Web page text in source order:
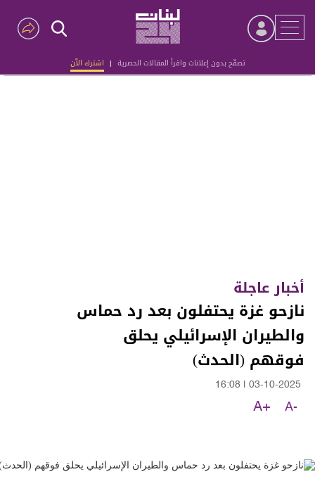
تصفّح بدون إعلانات واقرأ المقالات الحصرية | اشترك الآن
Advertisement
أخبار عاجلة
نازحو غزة يحتفلون بعد رد حماس
والطيران الإسرائيلي يحلق
فوقهم (الحدث)
03-10-2025
16:08
A-
A+